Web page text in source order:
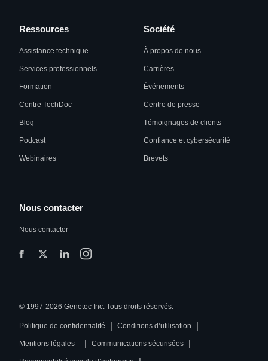
Ressources
Assistance technique
Services professionnels
Formation
Centre TechDoc
Blog
Podcast
Webinaires
Société
À propos de nous
Carrières
Événements
Centre de presse
Témoignages de clients
Confiance et cybersécurité
Brevets
Nous contacter
Nous contacter
© 1997-2026 Genetec Inc. Tous droits réservés.
Politique de confidentialité | Conditions d’utilisation |
Mentions légales | Communications sécurisées |